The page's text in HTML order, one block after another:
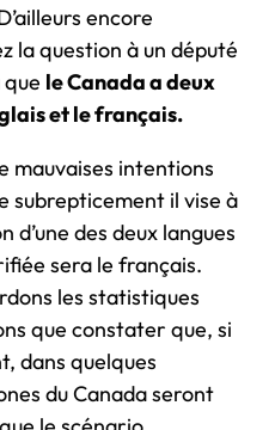
encore
la question à un député
le Canada a deux
et le français.
mauvaises intentions
subrepticement il vise à
d’une des deux langues
sera le français.
les statistiques
que constater que, si
dans quelques
du Canada seront